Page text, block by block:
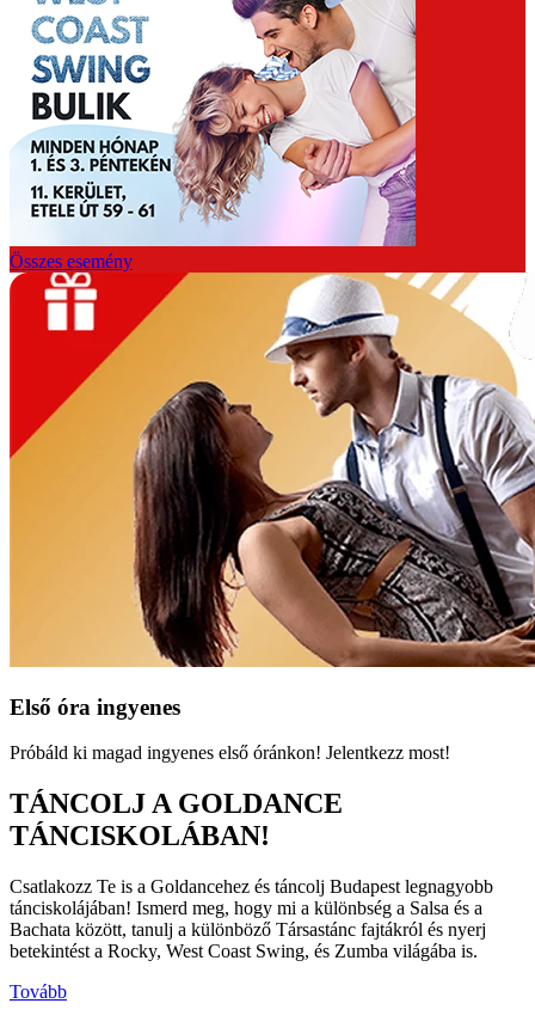
Összes esemény
Első óra ingyenes
Próbáld ki magad ingyenes első óránkon! Jelentkezz most!
TÁNCOLJ A GOLDANCE
TÁNCISKOLÁBAN!
Csatlakozz Te is a Goldancehez és táncolj Budapest legnagyobb
tánciskolájában! Ismerd meg, hogy mi a különbség a Salsa és a
Bachata között, tanulj a különböző Társastánc fajtákról és nyerj
betekintést a Rocky, West Coast Swing, és Zumba világába is.
Tovább